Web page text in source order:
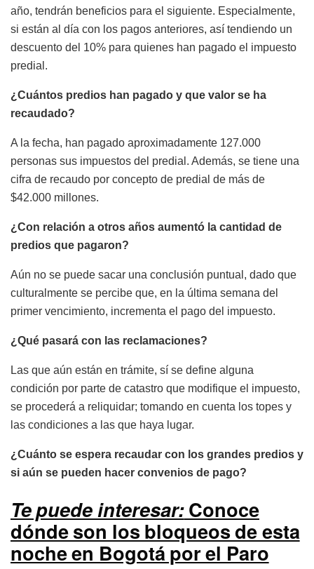
año, tendrán beneficios para el siguiente. Especialmente,
si están al día con los pagos anteriores, así tendiendo un
descuento del 10% para quienes han pagado el impuesto
predial.
¿Cuántos predios han pagado y que valor se ha
recaudado?
A la fecha, han pagado aproximadamente 127.000
personas sus impuestos del predial. Además, se tiene una
cifra de recaudo por concepto de predial de más de
$42.000 millones.
¿Con relación a otros años aumentó la cantidad de
predios que pagaron?
Aún no se puede sacar una conclusión puntual, dado que
culturalmente se percibe que, en la última semana del
primer vencimiento, incrementa el pago del impuesto.
¿Qué pasará con las reclamaciones?
Las que aún están en trámite, sí se define alguna
condición por parte de catastro que modifique el impuesto,
se procederá a reliquidar; tomando en cuenta los topes y
las condiciones a las que haya lugar.
¿Cuánto se espera recaudar con los grandes predios y
si aún se pueden hacer convenios de pago?
Te puede interesar:Conoce
dónde son los bloqueos de esta
noche en Bogotá por el Paro